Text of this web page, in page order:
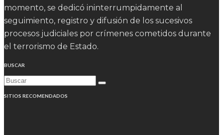
momento, se dedicó ininterrumpidamente al
seguimiento, registro y difusión de los sucesivos
procesos judiciales por crímenes cometidos durante
el terrorismo de Estado.
BUSCAR
SITIOS RECOMENDADOS